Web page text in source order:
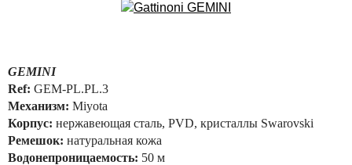
GEMINI
Ref: GEM-PL.PL.3
Механизм: Miyota
Корпус: нержавеющая сталь, PVD, кристаллы Swarovski
Ремешок: натуральная кожа
Водонепроницаемость: 50 м